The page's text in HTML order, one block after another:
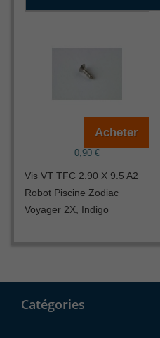
0,90 €
Acheter
Vis VT TFC 2.90 X 9.5 A2
Robot Piscine Zodiac
Voyager 2X, Indigo
Catégories